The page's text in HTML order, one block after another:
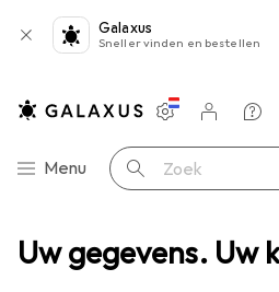
Uw gegevens. Uw
Galaxus
Sneller vinden en bestellen
Categorie navigatie
Menu Zoek op
Instellingen
Klantenaccount
Verlanglijstje
Winkelmandje